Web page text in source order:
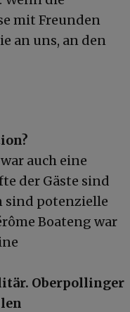
mit Freunden
an uns, an den
auch eine
der Gäste sind
sind potenzielle
Boateng war
Oberpollinger